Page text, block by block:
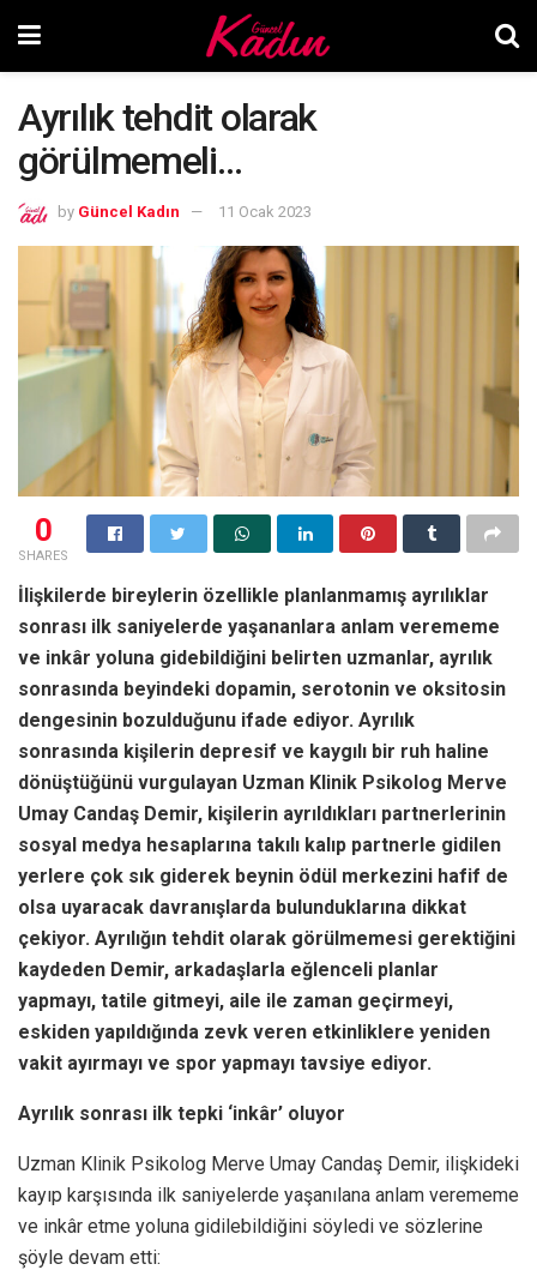
Ayrılık tehdit olarak
görülmemeli…
by Güncel Kadın 11 Ocak 2023
0
SHARES
İlişkilerde bireylerin özellikle planlanmamış ayrılıklar
sonrası ilk saniyelerde yaşananlara anlam verememe
ve inkâr yoluna gidebildiğini belirten uzmanlar, ayrılık
sonrasında beyindeki dopamin, serotonin ve oksitosin
dengesinin bozulduğunu ifade ediyor. Ayrılık
sonrasında kişilerin depresif ve kaygılı bir ruh haline
dönüştüğünü vurgulayan Uzman Klinik Psikolog Merve
Umay Candaş Demir, kişilerin ayrıldıkları partnerlerinin
sosyal medya hesaplarına takılı kalıp partnerle gidilen
yerlere çok sık giderek beynin ödül merkezini hafif de
olsa uyaracak davranışlarda bulunduklarına dikkat
çekiyor. Ayrılığın tehdit olarak görülmemesi gerektiğini
kaydeden Demir, arkadaşlarla eğlenceli planlar
yapmayı, tatile gitmeyi, aile ile zaman geçirmeyi,
eskiden yapıldığında zevk veren etkinliklere yeniden
vakit ayırmayı ve spor yapmayı tavsiye ediyor.
Ayrılık sonrası ilk tepki ‘inkâr’ oluyor
Uzman Klinik Psikolog Merve Umay Candaş Demir, ilişkideki
kayıp karşısında ilk saniyelerde yaşanılana anlam verememe
ve inkâr etme yoluna gidilebildiğini söyledi ve sözlerine
şöyle devam etti: